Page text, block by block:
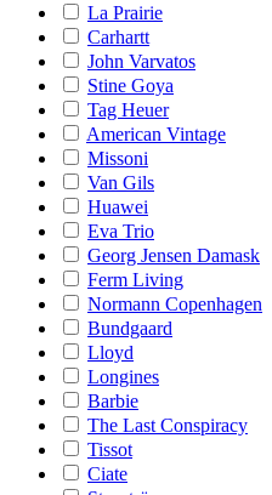
La Prairie
Carhartt
John Varvatos
Stine Goya
Tag Heuer
American Vintage
Missoni
Van Gils
Huawei
Eva Trio
Georg Jensen Damask
Ferm Living
Normann Copenhagen
Bundgaard
Lloyd
Longines
Barbie
The Last Conspiracy
Tissot
Ciate